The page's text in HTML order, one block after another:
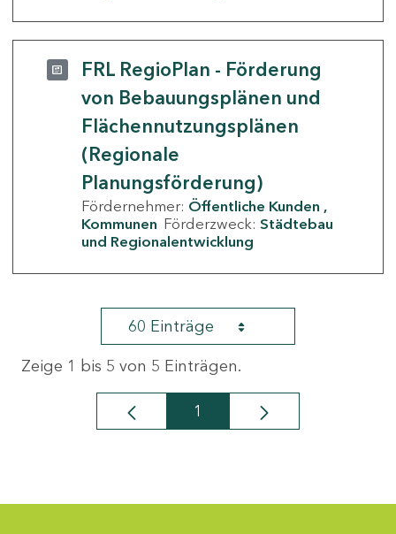
FRL RegioPlan - Förderung
von Bebauungsplänen und
Flächennutzungsplänen
(Regionale
Planungsförderung)
Fördernehmer: Öffentliche Kunden
Kommunen Förderzweck: Städtebau
und Regionalentwicklung
60 Einträge
Zeige 1 bis 5 von 5 Einträgen.
Seite
1